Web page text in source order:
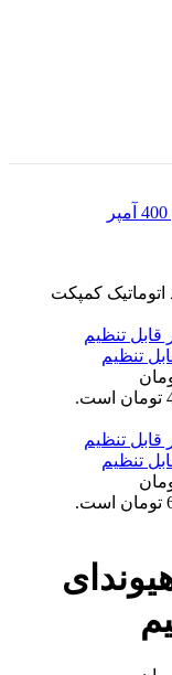
اتوماتیک کمپکت
45,438,000 تومان
71,725,000 تومان